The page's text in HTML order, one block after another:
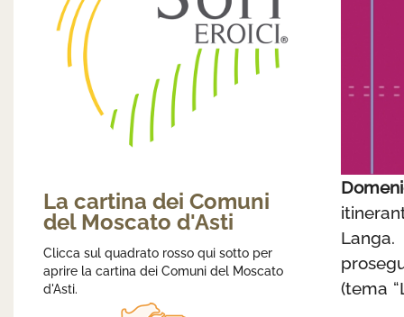
La cartina dei Comuni
del Moscato d'Asti
Clicca sul quadrato rosso qui sotto per
aprire la cartina dei Comuni del Moscato
d'Asti.
(tema